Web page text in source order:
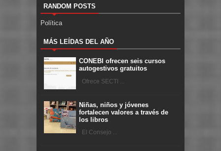
RANDOM POSTS
Política
MÁS LEÍDAS DEL AÑO
CONEBI ofrecen seis cursos
autogestivos gratuitos
Ofrece SECTI ...
Niñas, niños y jóvenes
fortalecen valores a través de
los libros
El Consejo ...